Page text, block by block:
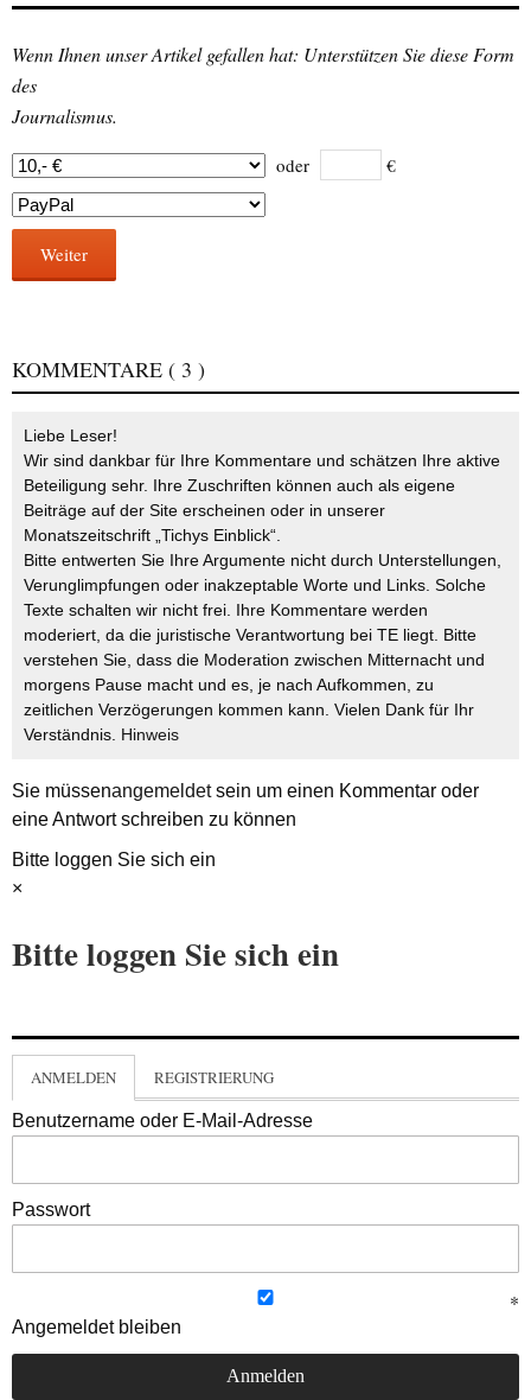
Wenn Ihnen unser Artikel gefallen hat: Unterstützen Sie diese Form
des
Journalismus.
oder €
Weiter
KOMMENTARE ( 3 )
Liebe Leser!
Wir sind dankbar für Ihre Kommentare und schätzen Ihre aktive
Beteiligung sehr. Ihre Zuschriften können auch als eigene
Beiträge auf der Site erscheinen oder in unserer
Monatszeitschrift „Tichys Einblick“.
Bitte entwerten Sie Ihre Argumente nicht durch Unterstellungen,
Verunglimpfungen oder inakzeptable Worte und Links. Solche
Texte schalten wir nicht frei. Ihre Kommentare werden
moderiert, da die juristische Verantwortung bei TE liegt. Bitte
verstehen Sie, dass die Moderation zwischen Mitternacht und
morgens Pause macht und es, je nach Aufkommen, zu
zeitlichen Verzögerungen kommen kann. Vielen Dank für Ihr
Verständnis. Hinweis
Sie müssenangemeldetsein um einen Kommentar oder
eine Antwort schreiben zu können
Bitte loggen Sie sich ein
×
Bitte loggen Sie sich ein
ANMELDEN REGISTRIERUNG
Benutzername oder E-Mail-Adresse
Passwort
Angemeldet bleiben